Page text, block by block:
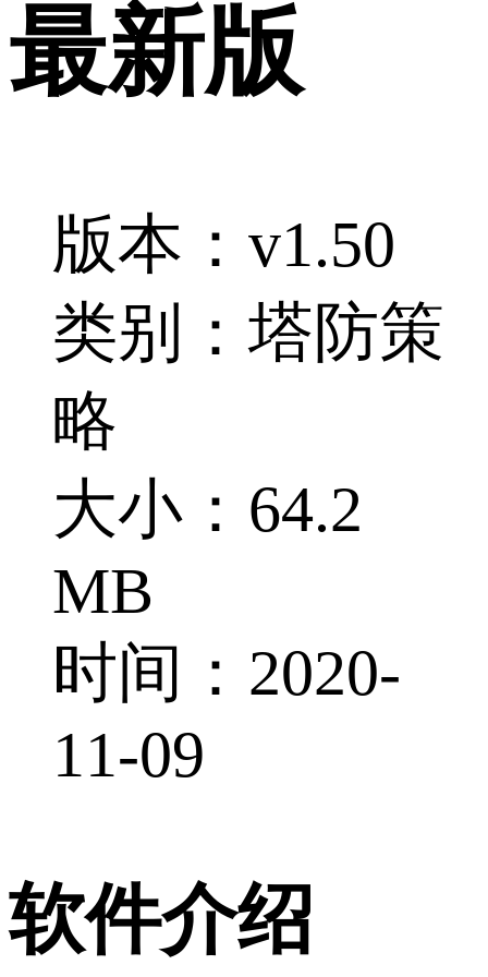
最新版
版本：v1.50
类别：塔防策
略
大小：64.2
MB
时间：2020-
11-09
软件介绍